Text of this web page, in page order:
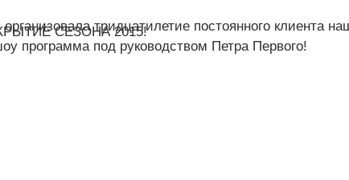
СЕЗОНА 2015!
организовала тридцатилетие постоянного
программа под руководством Петра Первого!